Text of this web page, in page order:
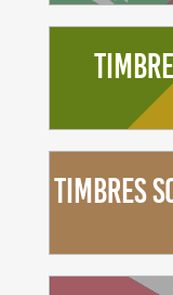
Timbres